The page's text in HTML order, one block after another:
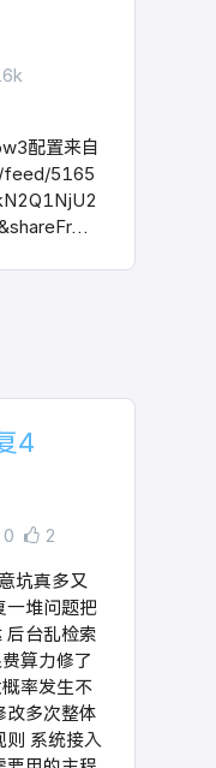
配置来自
feed/5165
4
0
2
坑真多又
一堆问题把
后台乱检索
算力修了
率发生不
改多次整体
则 系统接入